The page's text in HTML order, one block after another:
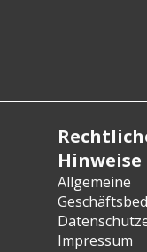
Hinweise
Allgemeine
Impressum